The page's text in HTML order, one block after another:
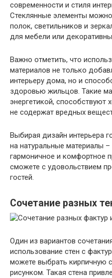
современности и стиля
Стеклянные элементы
полок, светильников и
для мебели или
Важно отметить, что
материалов не только
интерьеру дома, но и
здоровью жильцов. Такие
энергетикой, способствуют
не содержат вредных
Выбирая дизайн интерьера
на натуральные материалы
гармоничное и комфортное
сможете с удовольствием
гостей.
Сочетание разных
Один из вариантов
использование стен с
можете выбрать кирпичную
рисунком. Такая стена